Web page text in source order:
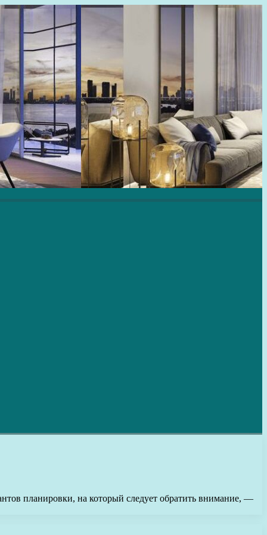
планировки, на который следует обратить внимание, —